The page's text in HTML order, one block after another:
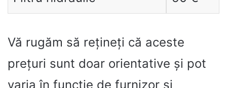
Vă rugăm să rețineți că aceste
prețuri sunt doar orientative și pot
varia în funcție de furnizor și